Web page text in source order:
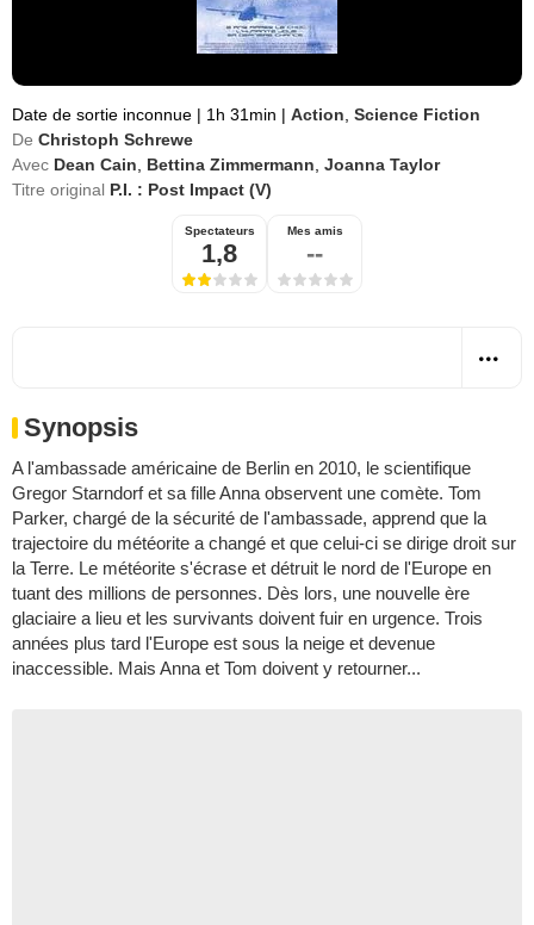
Date de sortie inconnue | 1h 31min | Action Science Fiction
De Christoph Schrewe
Avec Dean Cain Bettina Zimmermann Joanna Taylor
Titre original P.I. : Post Impact (V)
Spectateurs
1,8
Mes amis
--
Synopsis
A l'ambassade américaine de Berlin en 2010, le scientifique
Gregor Starndorf et sa fille Anna observent une comète. Tom
Parker, chargé de la sécurité de l'ambassade, apprend que la
trajectoire du météorite a changé et que celui-ci se dirige droit sur
la Terre. Le météorite s'écrase et détruit le nord de l'Europe en
tuant des millions de personnes. Dès lors, une nouvelle ère
glaciaire a lieu et les survivants doivent fuir en urgence. Trois
années plus tard l'Europe est sous la neige et devenue
inaccessible. Mais Anna et Tom doivent y retourner...